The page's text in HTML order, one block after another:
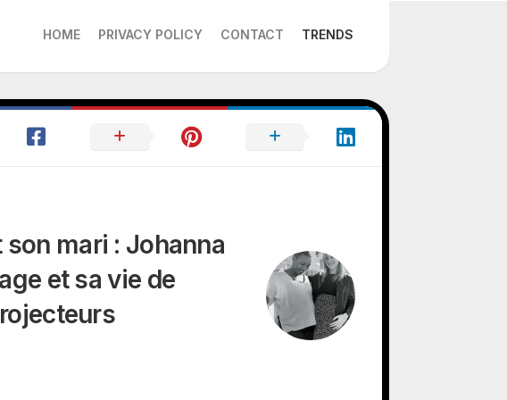
HOME PRIVACY POLICY CONTACT TRENDS
mari : Johanna
et sa vie de